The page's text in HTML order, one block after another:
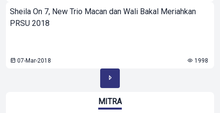
Sheila On 7, New Trio Macan dan Wali Bakal Meriahkan
PRSU 2018
07-Mar-2018 1998
MITRA